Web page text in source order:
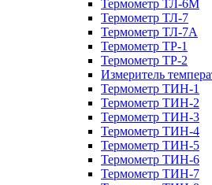
Термометр ТЛ-6М
Термометр ТЛ-7
Термометр ТЛ-7А
Термометр ТР-1
Термометр ТР-2
Измеритель
Термометр ТИН-1
Термометр ТИН-2
Термометр ТИН-3
Термометр ТИН-4
Термометр ТИН-5
Термометр ТИН-6
Термометр ТИН-7